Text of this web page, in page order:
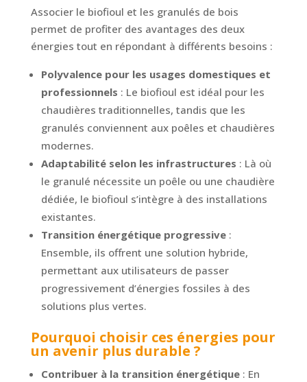
Associer le biofioul et les granulés de bois
permet de profiter des avantages des deux
énergies tout en répondant à différents besoins :
Polyvalence pour les usages domestiques et
professionnels : Le biofioul est idéal pour les
chaudières traditionnelles, tandis que les
granulés conviennent aux poêles et chaudières
modernes.
Adaptabilité selon les infrastructures : Là où
le granulé nécessite un poêle ou une chaudière
dédiée, le biofioul s’intègre à des installations
existantes.
Transition énergétique progressive:
Ensemble, ils offrent une solution hybride,
permettant aux utilisateurs de passer
progressivement d’énergies fossiles à des
solutions plus vertes.
Pourquoi choisir ces énergies pour
un avenir plus durable ?
Contribuer à la transition énergétique: En